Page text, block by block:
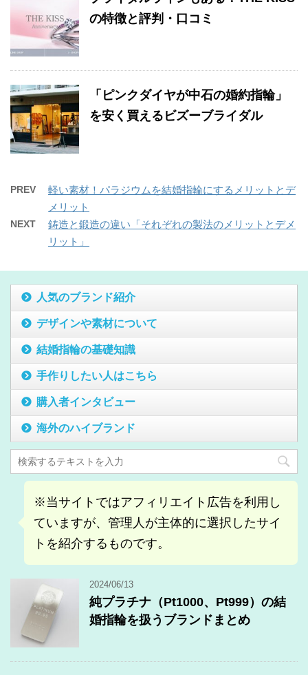
の特徴と評判・口コミ
「ピンクダイヤが中石の婚約指輪」
を安く買えるビズーブライダル
PREV
軽い素材！パラジウムを結婚指輪にするメリットとデ
メリット
NEXT
鋳造と鍛造の違い「それぞれの製法のメリットとデメ
リット」
人気のブランド紹介
デザインや素材について
結婚指輪の基礎知識
手作りしたい人はこちら
購入者インタビュー
海外のハイブランド
※当サイトではアフィリエイト広告を利用し
ていますが、管理人が主体的に選択したサイ
トを紹介するものです。
2024/06/13
純プラチナ（Pt1000、Pt999）の結
婚指輪を扱うブランドまとめ